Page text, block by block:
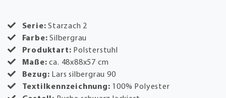
Serie: Starzach 2
Farbe: Silbergrau
Produktart: Polsterstuhl
Maße:ca. 48x88x57 cm
Bezug: Lars silbergrau 90
Textilkennzeichnung: 100% Polyester